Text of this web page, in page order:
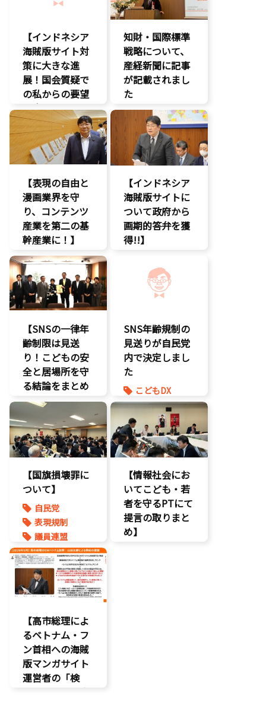
【インドネシア
海賊版サイト対
策に大きな進
展！国会質疑で
の私からの要望
に応え、三谷法
務副大臣がイン
ドネシア法務副
大臣に運営……
エンタメ産業
促進
デジタル著作
権
国会質疑
知的財産
経済政策
著作権
知財・国際標準
戦略について、
産経新聞に記事
が記載されまし
た
報道記事
知的財産
著作権
【表現の自由と
漫画業界を守
り、コンテンツ
産業を第二の基
幹産業に！】
エンタメ支援
二次創作保護
著作権
表現規制
【インドネシア
海賊版サイトに
ついて政府から
画期的答弁を獲
得!!】
エンタメ産業
促進
デジタル著作
国会質疑
海賊版
知的財産
表現規制
質問主意書
【SNSの一律年
齢制限は見送
り！こどもの安
全と居場所を守
る結論をまとめ
ました】
こどもDX
こどもの権利
こども政策
SNS年齢規制の
見送りが自民党
内で決定しまし
た
こどもDX
こどもの権利
こども政策
ゲーム規制
表現規制
【国旗損壊罪に
ついて】
自民党
表現規制
議員連盟
【情報社会にお
いてこども・若
者を守るPTにて
提言の取りまと
め】
【高市総理によ
るベトナム・フ
ン首相への海賊
版マンガサイト
運営者の「検
挙」の要請を実